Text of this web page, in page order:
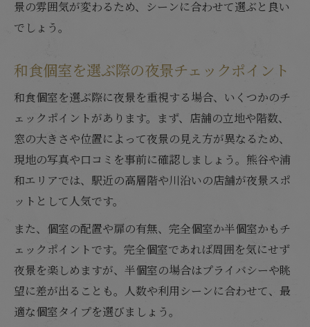
景の雰囲気が変わるため、シーンに合わせて選ぶと良い
でしょう。
和食個室を選ぶ際の夜景チェックポイント
和食個室を選ぶ際に夜景を重視する場合、いくつかのチ
ェックポイントがあります。まず、店舗の立地や階数、
窓の大きさや位置によって夜景の見え方が異なるため、
現地の写真や口コミを事前に確認しましょう。熊谷や浦
和エリアでは、駅近の高層階や川沿いの店舗が夜景スポ
ットとして人気です。
また、個室の配置や扉の有無、完全個室か半個室かもチ
ェックポイントです。完全個室であれば周囲を気にせず
夜景を楽しめますが、半個室の場合はプライバシーや眺
望に差が出ることも。人数や利用シーンに合わせて、最
適な個室タイプを選びましょう。